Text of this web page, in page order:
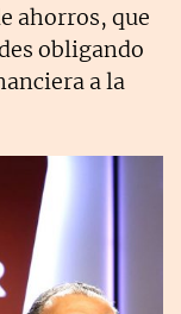
ahorros, que
obligando
a la